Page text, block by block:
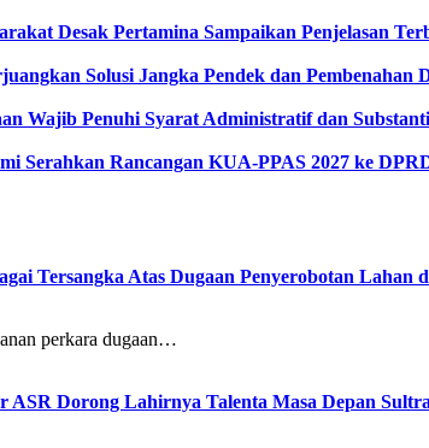
Desak Pertamina Sampaikan Penjelasan
Solusi Jangka Pendek dan
Wajib Penuhi Syarat Administratif dan
Serahkan Rancangan KUA-PPAS 2027 ke
Tersangka Atas Dugaan Penyerobotan Lahan
perkara dugaan…
Dorong Lahirnya Talenta Masa Depan Sultra